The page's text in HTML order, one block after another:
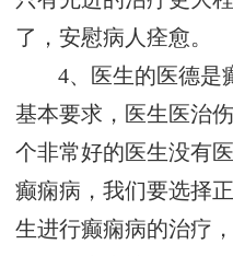
了，安慰病人痊愈。
4、医生的医德是
基本要求，医生医治
个非常好的医生没有
癫痫病，我们要选择
生进行癫痫病的治疗